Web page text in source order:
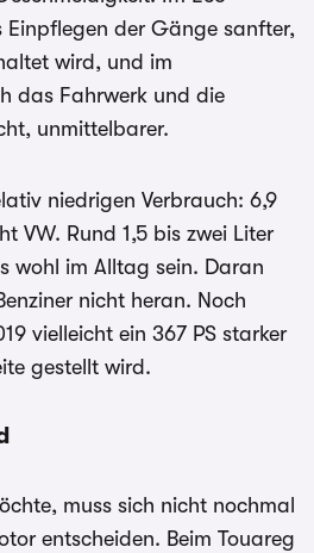
Einpflegen der Gänge sanfter,
wird, und im
das Fahrwerk und die
unmittelbarer.
niedrigen Verbrauch: 6,9
VW. Rund 1,5 bis zwei Liter
wohl im Alltag sein. Daran
nicht heran. Noch
vielleicht ein 367 PS starker
gestellt wird.
muss sich nicht nochmal
entscheiden. Beim Touareg